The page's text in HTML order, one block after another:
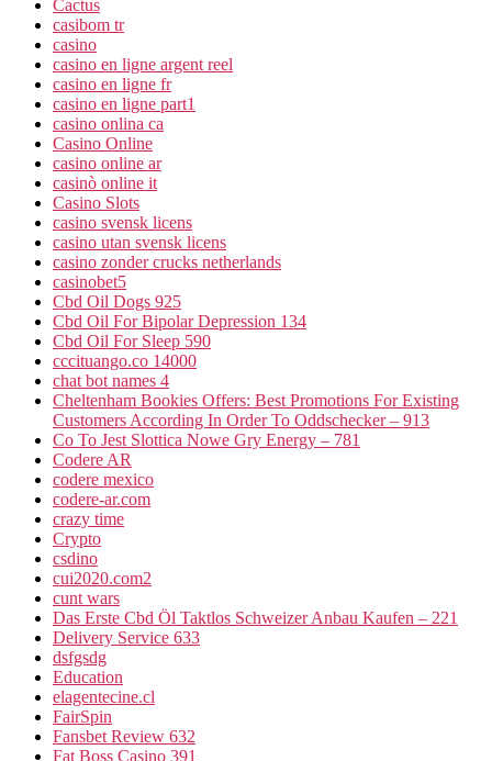
Cactus
casibom tr
casino
casino en ligne argent reel
casino en ligne fr
casino en ligne part1
casino onlina ca
Casino Online
casino online ar
casinò online it
Casino Slots
casino svensk licens
casino utan svensk licens
casino zonder crucks netherlands
casinobet5
Cbd Oil Dogs 925
Cbd Oil For Bipolar Depression 134
Cbd Oil For Sleep 590
cccituango.co 14000
chat bot names 4
Cheltenham Bookies Offers: Best Promotions For Existing
Customers According In Order To Oddschecker – 913
Co To Jest Slottica Nowe Gry Energy – 781
Codere AR
codere mexico
codere-ar.com
crazy time
Crypto
csdino
cui2020.com2
cunt wars
Das Erste Cbd Öl Taktlos Schweizer Anbau Kaufen – 221
Delivery Service 633
dsfgsdg
Education
elagentecine.cl
FairSpin
Fansbet Review 632
Fat Boss Casino 391